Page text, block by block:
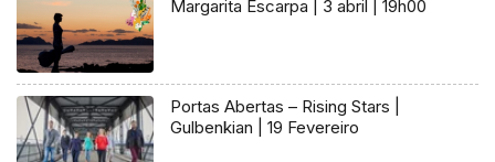
Margarita Escarpa | 3 abril | 19h00
Portas Abertas – Rising Stars |
Gulbenkian | 19 Fevereiro